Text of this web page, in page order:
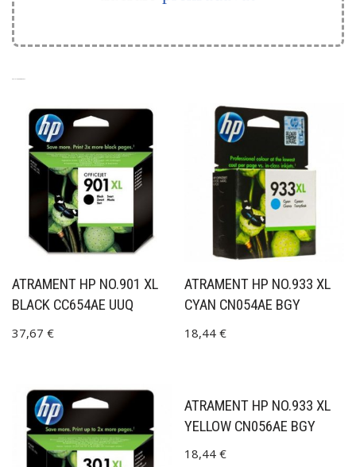
ATRAMENT HP NO.901 XL
BLACK CC654AE UUQ
37,67 €
ATRAMENT HP NO.933 XL
CYAN CN054AE BGY
18,44€
ATRAMENT HP NO.933 XL
YELLOW CN056AE BGY
18,44€